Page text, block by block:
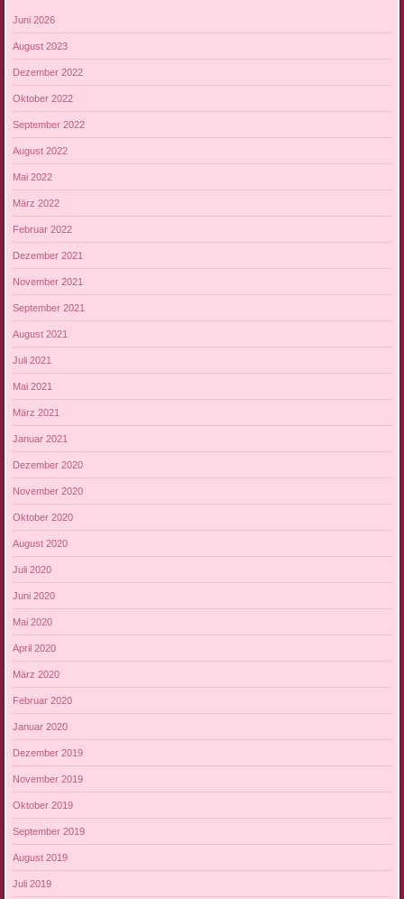
Juni 2026
August 2023
Dezember 2022
Oktober 2022
September 2022
August 2022
Mai 2022
März 2022
Februar 2022
Dezember 2021
November 2021
September 2021
August 2021
Juli 2021
Mai 2021
März 2021
Januar 2021
Dezember 2020
November 2020
Oktober 2020
August 2020
Juli 2020
Juni 2020
Mai 2020
April 2020
März 2020
Februar 2020
Januar 2020
Dezember 2019
November 2019
Oktober 2019
September 2019
August 2019
Juli 2019